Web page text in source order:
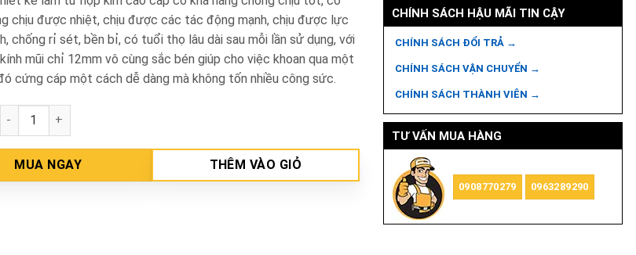
chịu được nhiệt, chịu được các tác động mạnh, chịu được lực
chống rỉ sét, bền bỉ, có tuổi thọ lâu dài sau mỗi lần sử dụng, với
mũi chỉ 12mm vô cùng sắc bén giúp cho việc khoan qua một
cứng cáp một cách dễ dàng mà không tốn nhiều công sức.
Mũi Khoan Kim Loại HSS 12mm INGCO DBT1101203 số lượng
MUA NGAY THÊM VÀO GIỎ
CHÍNH SÁCH HẬU MÃI TIN CẬY
CHÍNH SÁCH ĐỔI TRẢ →
CHÍNH SÁCH VẬN CHUYỂN →
CHÍNH SÁCH THÀNH VIÊN →
TƯ VẤN MUA HÀNG
0908770279 0963289290